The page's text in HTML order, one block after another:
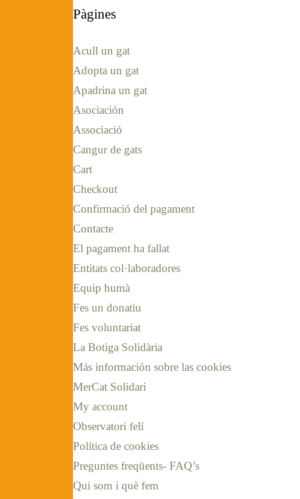
Pàgines
Acull un gat
Adopta un gat
Apadrina un gat
Asociación
Associació
Cangur de gats
Cart
Checkout
Confirmació del pagament
Contacte
El pagament ha fallat
Entitats col·laboradores
Equip humà
Fes un donatiu
Fes voluntariat
La Botiga Solidària
Más información sobre las cookies
MerCat Solidari
My account
Observatori felí
Política de cookies
Preguntes freqüents- FAQ’s
Qui som i què fem